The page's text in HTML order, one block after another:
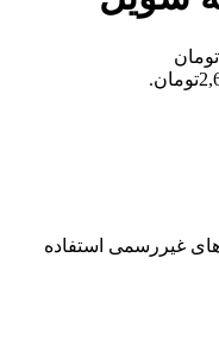
قیمت اصلی: 3,490,000تومان
غیررسمی استفاده